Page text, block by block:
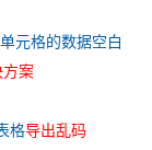
单元格的数据空白
方案
格导出乱码